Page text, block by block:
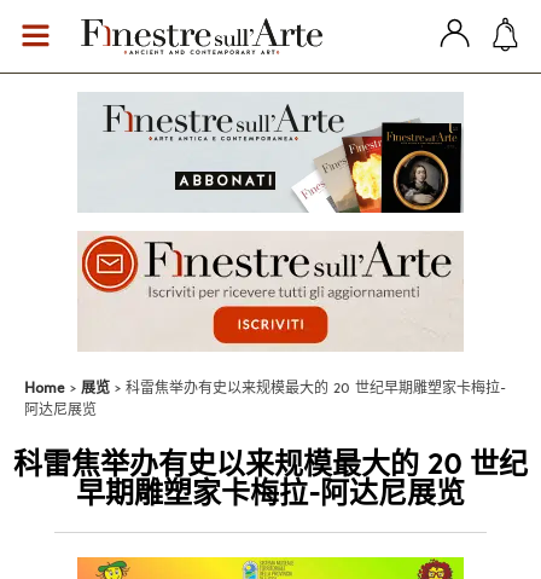
Home 展览
科雷焦举办有史以来规模最大的 20 世纪早期雕塑家卡梅拉-
阿达尼展览
科雷焦举办有史以来规模最大的 20 世纪
早期雕塑家卡梅拉-阿达尼展览